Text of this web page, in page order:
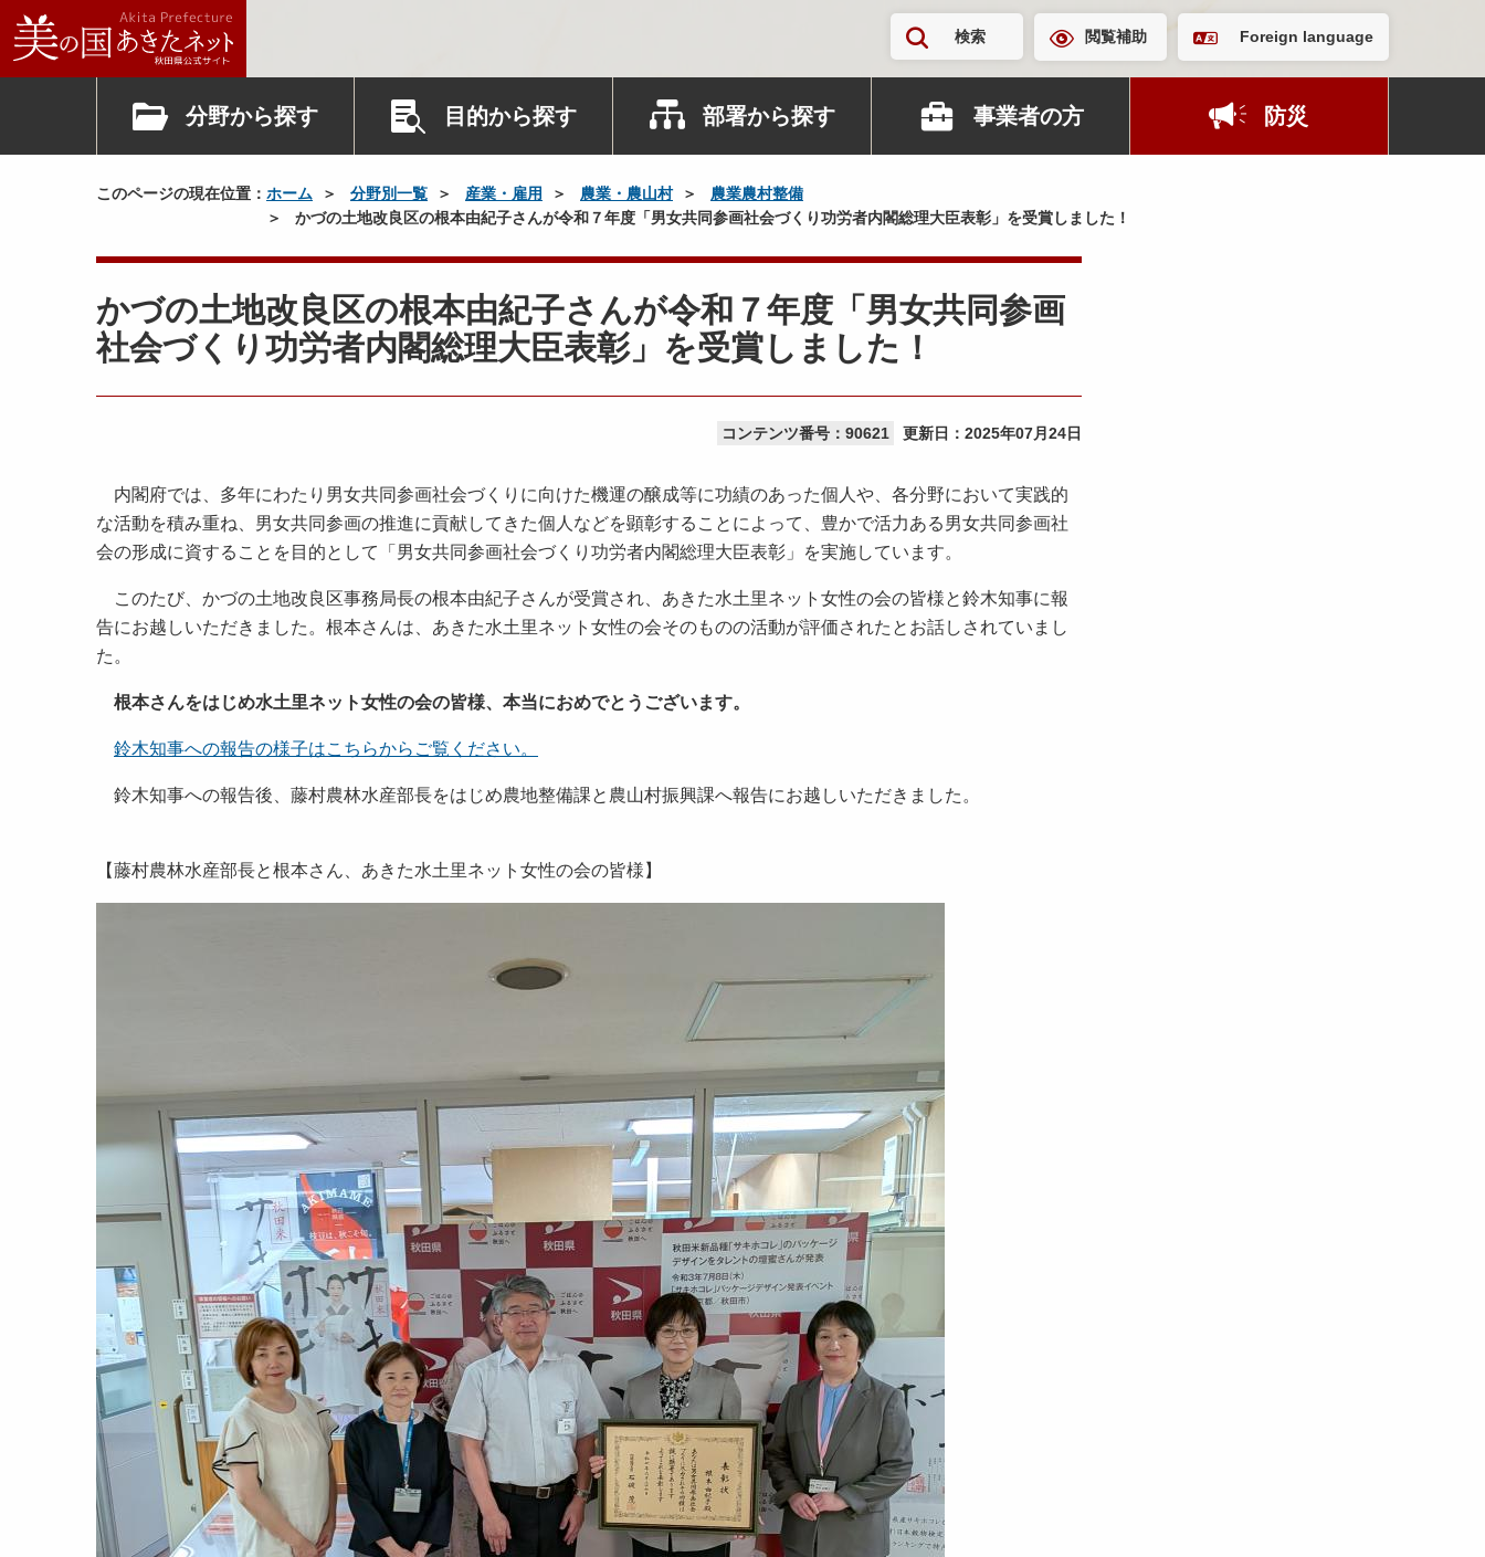
検索 閲覧補助 Foreign language
分野から探す 目的から探す 部署から探す 事業者の方 防災
このページの現在位置： ホーム 分野別一覧 産業・雇用 農業・農山村
農業農村整備
かづの土地改良区の根本由紀子さんが令和７年度「男女共同参画社会づくり功労者内閣総理大臣表彰」を受賞しました！
かづの土地改良区の根本由紀子さんが令和７年度「男女共同参画
社会づくり功労者内閣総理大臣表彰」を受賞しました！
コンテンツ番号：90621 更新日： 2025年07月24日
内閣府では、多年にわたり男女共同参画社会づくりに向けた機運の醸成等に功績のあった個人や、各分野において実践的
な活動を積み重ね、男女共同参画の推進に貢献してきた個人などを顕彰することによって、豊かで活力ある男女共同参画社
会の形成に資することを目的として「男女共同参画社会づくり功労者内閣総理大臣表彰」を実施しています。
このたび、かづの土地改良区事務局長の根本由紀子さんが受賞され、あきた水土里ネット女性の会の皆様と鈴木知事に報
告にお越しいただきました。根本さんは、あきた水土里ネット女性の会そのものの活動が評価されたとお話しされていまし
た。
根本さんをはじめ水土里ネット女性の会の皆様、本当におめでとうございます。
鈴木知事への報告の様子はこちらからご覧ください。
鈴木知事への報告後、藤村農林水産部長をはじめ農地整備課と農山村振興課へ報告にお越しいただきました。
【藤村農林水産部長と根本さん、あきた水土里ネット女性の会の皆様】